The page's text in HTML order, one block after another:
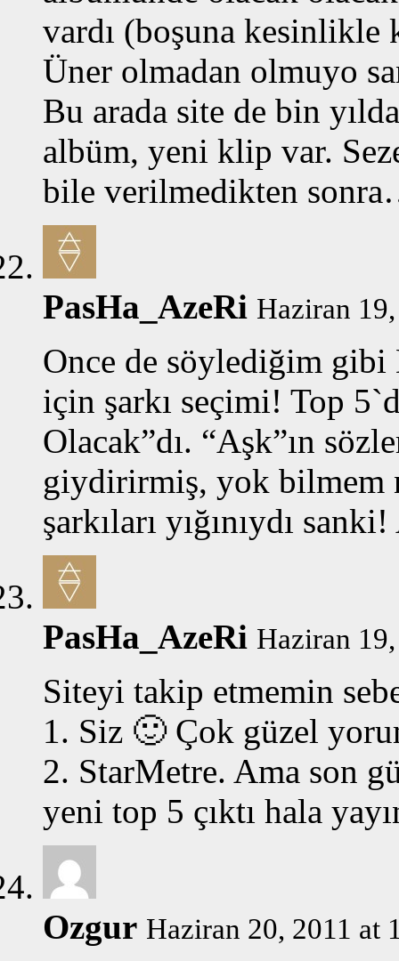
vardı (boşuna
Üner olmadan olmuyo
Bu arada site de bin
albüm, yeni klip var.
bile verilmedikten
PasHa_AzeRi Haziran
Once de söylediğim
için şarkı seçimi! Top
Olacak”dı. “Aşk”ın
giydirirmiş, yok
şarkıları yığınıydı
PasHa_AzeRi Haziran
Siteyi takip etmemin
1. Siz 🙂 Çok güzel
2. StarMetre. Ama son
yeni top 5 çıktı hala
Ozgur Haziran 20, 2011 at